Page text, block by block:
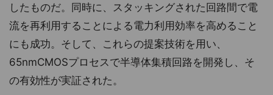
したものだ。同時に、スタッキングされた回路間で電
流を再利用することによる電力利用効率を高めること
にも成功。そして、これらの提案技術を用い、
65nmCMOSプロセスで半導体集積回路を開発し、そ
の有効性が実証された。